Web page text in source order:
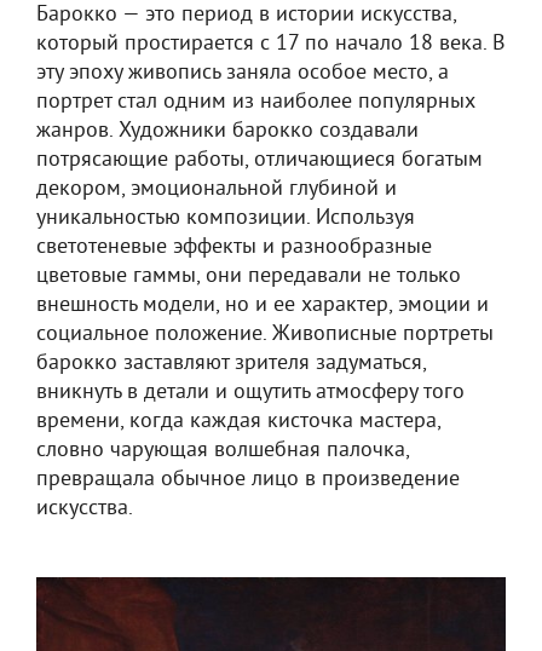
Барокко — это период в истории искусства,
который простирается с 17 по начало 18 века. В
эту эпоху живопись заняла особое место, а
портрет стал одним из наиболее популярных
жанров. Художники барокко создавали
потрясающие работы, отличающиеся богатым
декором, эмоциональной глубиной и
уникальностью композиции. Используя
светотеневые эффекты и разнообразные
цветовые гаммы, они передавали не только
внешность модели, но и ее характер, эмоции и
социальное положение. Живописные портреты
барокко заставляют зрителя задуматься,
вникнуть в детали и ощутить атмосферу того
времени, когда каждая кисточка мастера,
словно чарующая волшебная палочка,
превращала обычное лицо в произведение
искусства.